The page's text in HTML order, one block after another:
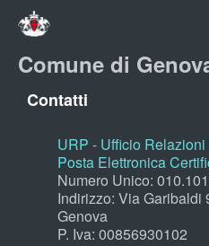
Comune di
Contatti
URP - Ufficio
Posta Elettronica
Numero Unico:
Indirizzo: Via Garibaldi
Genova
P. Iva: 00856930102